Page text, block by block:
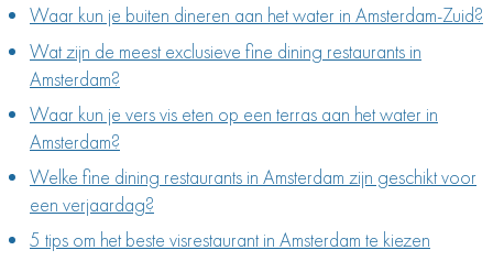
Waar kun je buiten dineren aan het water in Amsterdam-Zuid?
Wat zijn de meest exclusieve fine dining restaurants in
Amsterdam?
Waar kun je vers vis eten op een terras aan het water in
Amsterdam?
Welke fine dining restaurants in Amsterdam zijn geschikt voor
een verjaardag?
5 tips om het beste visrestaurant in Amsterdam te kiezen